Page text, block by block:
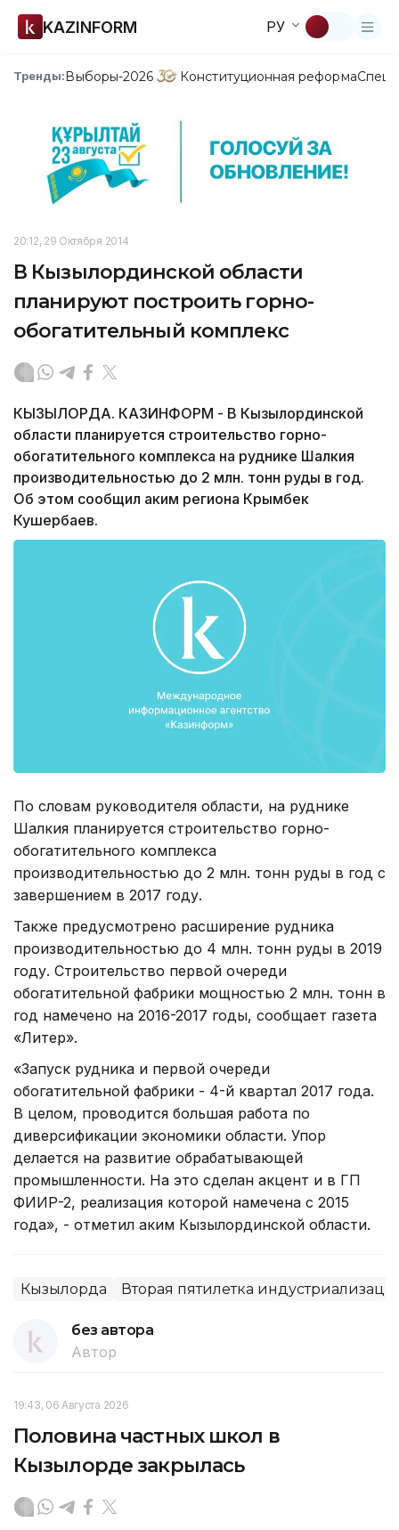
KAZINFORM РУ
Тренды:Выборы-2026 Конституционная реформа
20:12, 29 Октября 2014
В Кызылординской области
планируют построить горно-
обогатительный комплекс
КЫЗЫЛОРДА. КАЗИНФОРМ - В Кызылординской
области планируется строительство горно-
обогатительного комплекса на руднике Шалкия
производительностью до 2 млн. тонн руды в год.
Об этом сообщил аким региона Крымбек
Кушербаев.
По словам руководителя области, на руднике
Шалкия планируется строительство горно-
обогатительного комплекса
производительностью до 2 млн. тонн руды в год с
завершением в 2017 году.
Также предусмотрено расширение рудника
производительностью до 4 млн. тонн руды в 2019
году. Строительство первой очереди
обогатительной фабрики мощностью 2 млн. тонн в
год намечено на 2016-2017 годы, сообщает газета
«Литер».
«Запуск рудника и первой очереди
обогатительной фабрики - 4-й квартал 2017 года.
В целом, проводится большая работа по
диверсификации экономики области. Упор
делается на развитие обрабатывающей
промышленности. На это сделан акцент и в ГП
ФИИР-2, реализация которой намечена с 2015
года», - отметил аким Кызылординской области.
Кызылорда Вторая пятилетка
без автора
Автор
19:43, 06 Августа 2026
Половина частных школ в
Кызылорде закрылась